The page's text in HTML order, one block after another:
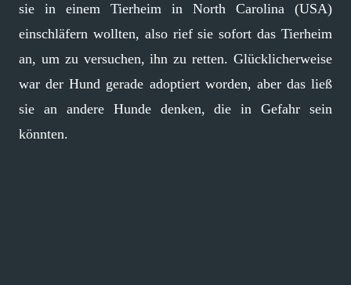
sie in einem Tierheim in North Carolina (USA)
einschläfern wollten, also rief sie sofort das Tierheim
an, um zu versuchen, ihn zu retten. Glücklicherweise
war der Hund gerade adoptiert worden, aber das ließ
sie an andere Hunde denken, die in Gefahr sein
könnten.